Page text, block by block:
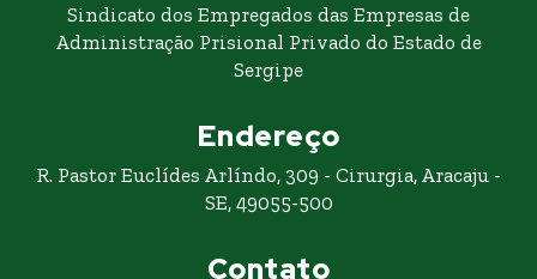
Sindicato dos Empregados das Empresas de
Administração Prisional Privado do Estado de
Sergipe
Endereço
R. Pastor Euclídes Arlíndo, 309 - Cirurgia, Aracaju -
SE, 49055-500
Contato